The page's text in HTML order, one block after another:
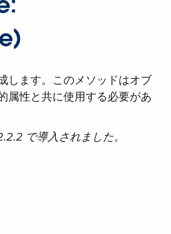
します。このメソッドはオブ
属性と共に使用する必要があ
で導入されました。